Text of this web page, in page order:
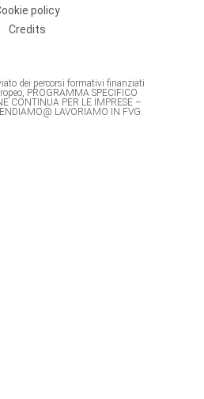
policy
Credits
dei percorsi formativi finanziati
PROGRAMMA SPECIFICO
CONTINUA PER LE IMPRESE –
LAVORIAMO IN FVG.